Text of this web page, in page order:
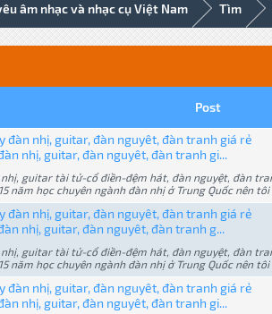
âm nhạc và nhạc cụ Việt Nam Tìm
Post
đàn nhị, guitar, đàn nguyêt, đàn tranh giá rẻ
nhị, guitar, đàn nguyêt, đàn tranh gi...
nhị, guitar tài tử-cổ điền-đệm hát, đàn nguyệt, đàn
năm học chuyên ngành đàn nhị ở Trung Quốc nên
đàn nhị, guitar, đàn nguyêt, đàn tranh giá rẻ
nhị, guitar, đàn nguyêt, đàn tranh g...
nhị, guitar tài tử-cổ điền-đệm hát, đàn nguyệt, đàn
năm học chuyên ngành đàn nhị ở Trung Quốc nên
đàn nhị, guitar, đàn nguyêt, đàn tranh giá rẻ
nhị, guitar, đàn nguyêt, đàn tranh gi...